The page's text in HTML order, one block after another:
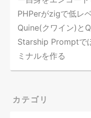
PHPerがzigで低レ
Quine(クワイン)と
Starship Promptで
ミナルを作る
カテゴリ